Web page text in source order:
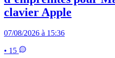
clavier Apple
07/08/2026 à 15:36
• 15